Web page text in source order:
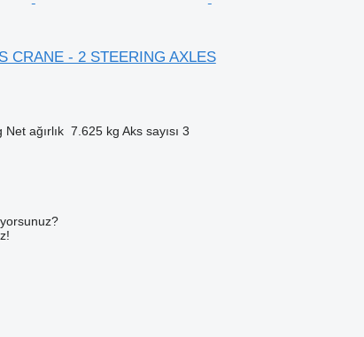
CRANE - 2 STEERING AXLES
Net ağırlık 7.625 kg Aks sayısı 3